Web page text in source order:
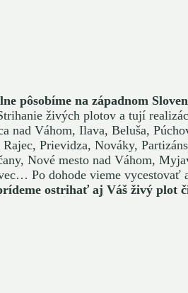
pôsobíme na západnom
živých plotov a tují
nad Váhom, Ilava, Beluša,
Prievidza, Nováky,
Nové mesto nad Váhom,
Po dohode vieme
ostrihať aj Váš živý plot